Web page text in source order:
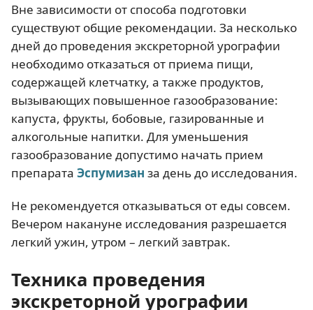
Вне зависимости от способа подготовки
существуют общие рекомендации. За несколько
дней до проведения экскреторной урографии
необходимо отказаться от приема пищи,
содержащей клетчатку, а также продуктов,
вызывающих повышенное газообразование:
капуста, фрукты, бобовые, газированные и
алкогольные напитки. Для уменьшения
газообразование допустимо начать прием
препарата Эспумизан за день до исследования.
Не рекомендуется отказываться от еды совсем.
Вечером накануне исследования разрешается
легкий ужин, утром – легкий завтрак.
Техника проведения
экскреторной урографии